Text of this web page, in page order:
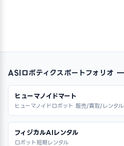
ASIロボティクスポートフォリオ
ヒューマノイドマート
ヒューマノイドロボット 販売/買取/レンタル
フィジカルAIレンタル
ロボット短期レンタル